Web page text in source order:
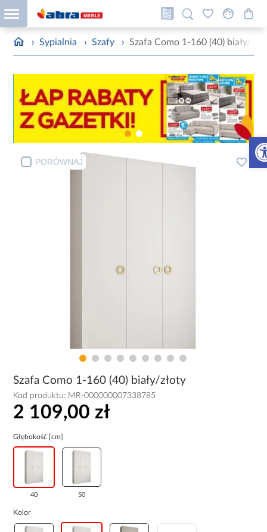
› Sypialnia › Szafy › Szafa Como 1-160 (40) biały/
PORÓWNAJ
Szafa Como 1-160 (40) biały/złoty
Kod produktu: MR-000000007338785
2 109,00 zł
Głębokość [cm]
40 50
Kolor